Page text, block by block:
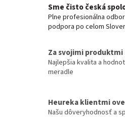
Sme čisto česká
Plne profesionálna
podpora po celom
Za svojimi
Najlepšia kvalita a
meradle
Heureka klientmi
Našu dôveryhodnosť a